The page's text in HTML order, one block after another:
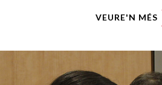
VEURE'N MÉS